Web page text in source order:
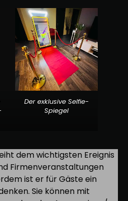
Der exklusive Selfie-
Spiegel
dem wichtigsten Ereignis
Firmenveranstaltungen
ist er für Gäste ein
Sie können mit